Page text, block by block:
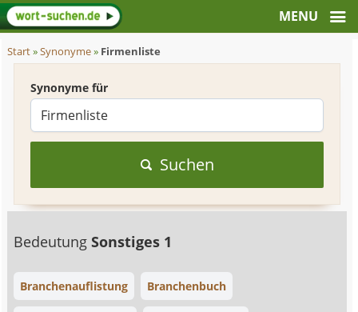
Start»Synonyme» Firmenliste
Synonyme für
Suchen
BedeutungSonstiges 1
Branchenauflistung Branchenbuch